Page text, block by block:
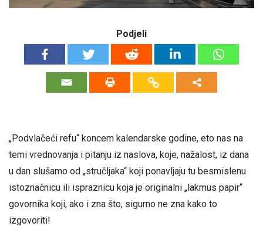
Podjeli
„Podvlačeći refu“ koncem kalendarske godine, eto nas na
temi vrednovanja i pitanju iz naslova, koje, nažalost, iz dana
u dan slušamo od „stručljaka“ koji ponavljaju tu besmislenu
istoznačnicu ili ispraznicu koja je originalni „lakmus papir“
govornika koji, ako i zna što, sigurno ne zna kako to
izgovoriti!